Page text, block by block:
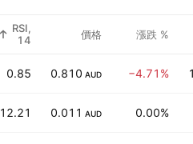
RSI,
14
價格 漲跌 %
0.85 0.810 AUD −4.71%
12.21 0.011 AUD 0.00%